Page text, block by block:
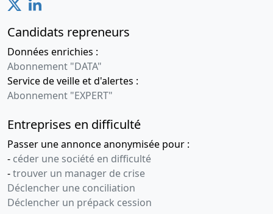
Candidats repreneurs
Données enrichies :
Abonnement "DATA"
Service de veille et d'alertes :
Abonnement "EXPERT"
Entreprises en difficulté
Passer une annonce anonymisée pour :
- céder une société en difficulté
-trouver un manager de crise
Déclencher une conciliation
Déclencher un prépack cession